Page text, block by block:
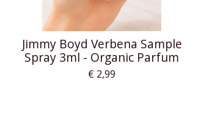
Jimmy Boyd Verbena Sample
Spray 3ml - Organic Parfum
€ 2,99